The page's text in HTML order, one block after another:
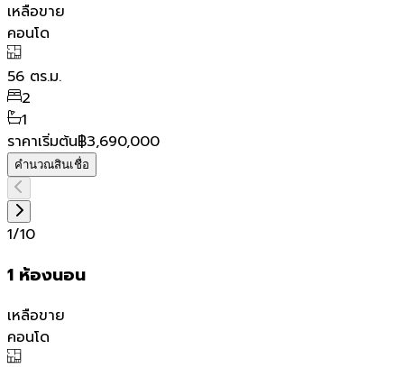
เหลือขาย
คอนโด
56 ตร.ม.
2
1
ราคาเริ่มต้น฿3,690,000
คำนวณสินเชื่อ
1/10
1 ห้องนอน
เหลือขาย
คอนโด